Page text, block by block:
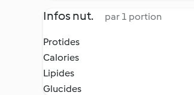
Infos nut. par 1 portion
Protides
Calories
Lipides
Glucides